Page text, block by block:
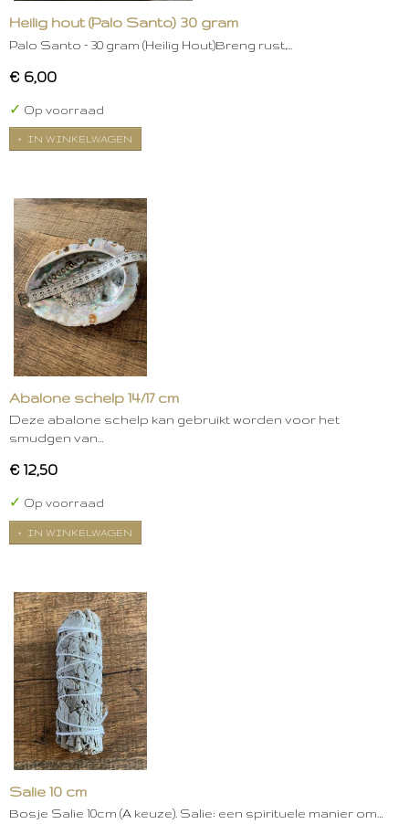
Heilig hout (Palo Santo) 30 gram
Palo Santo – 30 gram (Heilig Hout)Breng rust,…
€ 6,00
✓ Op voorraad
IN WINKELWAGEN
Abalone schelp 14/17 cm
Deze abalone schelp kan gebruikt worden voor het
smudgen van…
€ 12,50
✓ Op voorraad
IN WINKELWAGEN
Salie 10 cm
Bosje Salie 10cm (A keuze). Salie: een spirituele manier om…